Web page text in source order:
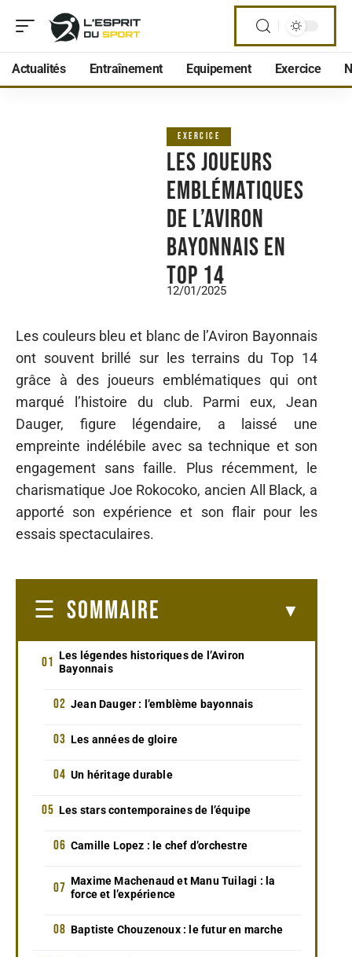
Actualités Entraînement Equipement Exercice
EXERCICE
Les joueurs
emblématiques
de l’Aviron
bayonnais en
Top 14
12/01/2025
Les couleurs bleu et blanc de l’Aviron Bayonnais
ont souvent brillé sur les terrains du Top 14
grâce à des joueurs emblématiques qui ont
marqué l’histoire du club. Parmi eux, Jean
Dauger, figure légendaire, a laissé une
empreinte indélébile avec sa technique et son
engagement sans faille. Plus récemment, le
charismatique Joe Rokocoko, ancien All Black, a
apporté son expérience et son flair pour les
essais spectaculaires.
SOMMAIRE
Les légendes historiques de l’Aviron
Bayonnais
Jean Dauger : l’emblème bayonnais
Les années de gloire
Un héritage durable
Les stars contemporaines de l’équipe
Camille Lopez : le chef d’orchestre
Maxime Machenaud et Manu Tuilagi : la
force et l’expérience
Baptiste Chouzenoux : le futur en marche